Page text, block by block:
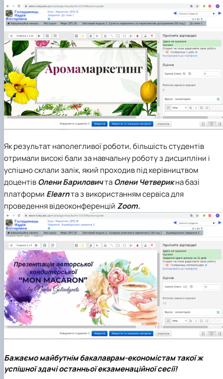
Як результат наполегливої роботи, більшість студентів
отримали високі бали за навчальну роботу з дисципліни і
успішно склали залік, який проходив під керівництвом
доцентівОлени БариловичтаОлени Четверикна базі
платформи Elearnта з використанням сервіса для
проведення відеоконференцій Zoom.
Бажаємо майбутнім бакалаврам-економістам такої ж
успішної здачі останньої екзаменаційної сесії!